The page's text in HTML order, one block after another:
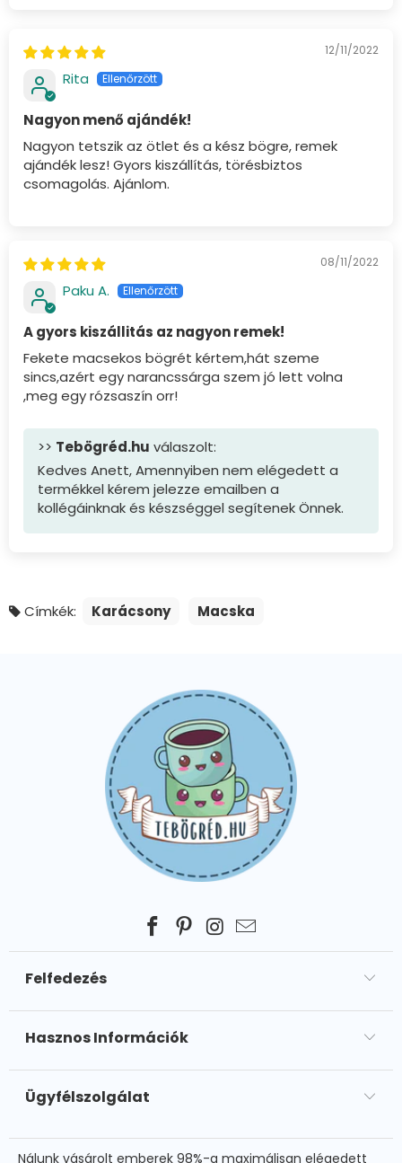
12/11/2022
Rita
Nagyon menő ajándék!
Nagyon tetszik az ötlet és a kész bögre, remek
ajándék lesz! Gyors kiszállítás, törésbiztos
csomagolás. Ajánlom.
08/11/2022
Paku A.
A gyors kiszállitás az nagyon remek!
Fekete macsekos bögrét kértem,hát szeme
sincs,azért egy narancssárga szem jó lett volna
,meg egy rózsaszín orr!
>> Tebögréd.hu válaszolt:
Kedves Anett, Amennyiben nem elégedett a
termékkel kérem jelezze emailben a
kollégáinknak és készséggel segítenek Önnek.
Címkék: Karácsony Macska
Felfedezés
Hasznos Információk
Ügyfélszolgálat
Nálunk vásárolt emberek 98%-a maximálisan elégedett